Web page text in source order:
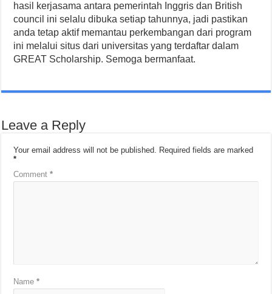
hasil kerjasama antara pemerintah Inggris dan British
council ini selalu dibuka setiap tahunnya, jadi pastikan
anda tetap aktif memantau perkembangan dari program
ini melalui situs dari universitas yang terdaftar dalam
GREAT Scholarship. Semoga bermanfaat.
Leave a Reply
Your email address will not be published. Required fields are marked
*
Comment*
Name*